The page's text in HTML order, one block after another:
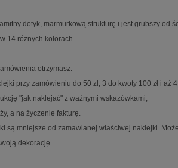
dotyk, marmurkową strukturę i jest grubszy od
14 różnych kolorach.
otrzymasz:
przy zamówieniu do 50 zł, 3 do kwoty 100 zł i aż
"jak naklejać" z ważnymi wskazówkami,
a na życzenie fakturę.
są mniejsze od zamawianej właściwej naklejki.
dekorację.